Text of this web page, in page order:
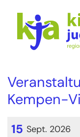
Kempen-
15 Sept. 2026